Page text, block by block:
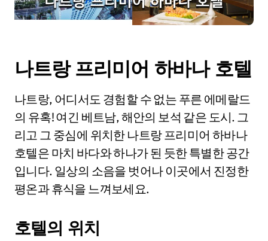
나트랑 프리미어 하바나 호텔
나트랑, 어디서도 경험할 수 없는 푸른 에메랄드
의 유혹! 여긴 베트남, 해안의 보석 같은 도시. 그
리고 그 중심에 위치한 나트랑 프리미어 하바나
호텔은 마치 바다와 하나가 된 듯한 특별한 공간
입니다. 일상의 소음을 벗어나 이곳에서 진정한
평온과 휴식을 느껴보세요.
호텔의 위치